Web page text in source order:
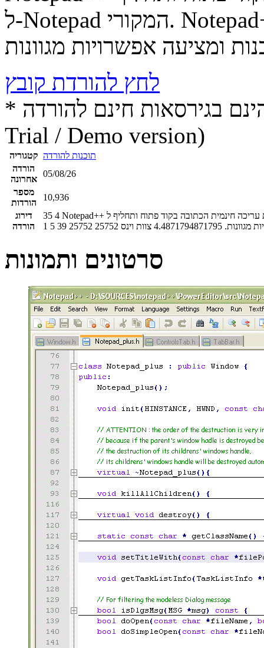
ל-Notepad המקורי. Notepad++ תומכת במספר גדול של שפות
לחץ להורדת קובץ
* התכנים הינם בגירסאות חינם להורדה (Free game / software,
Trial / Demo version)
קטגוריה תוכנות להורדה
הורדה
אחרונה
05/08/26
מספר
הורדות
10,936
דירוג
הורדה
35 4 Notepad++ היא תוכנת עריכה חינמית הכתובה בקוד פתוח ותחליף ל-Notepad המקורי. Notepad++ תומכת במספר גדול של שפות תיכנות ומציעה
מגוונות. 4.4871794871795 צוות וינס 25752
25752
39
5
1
סרטונים ותמונות